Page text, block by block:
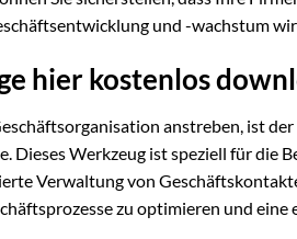
und -wachstum
hier kostenlos
anstreben, ist
Dieses Werkzeug ist speziell für
Verwaltung von
zu optimieren und